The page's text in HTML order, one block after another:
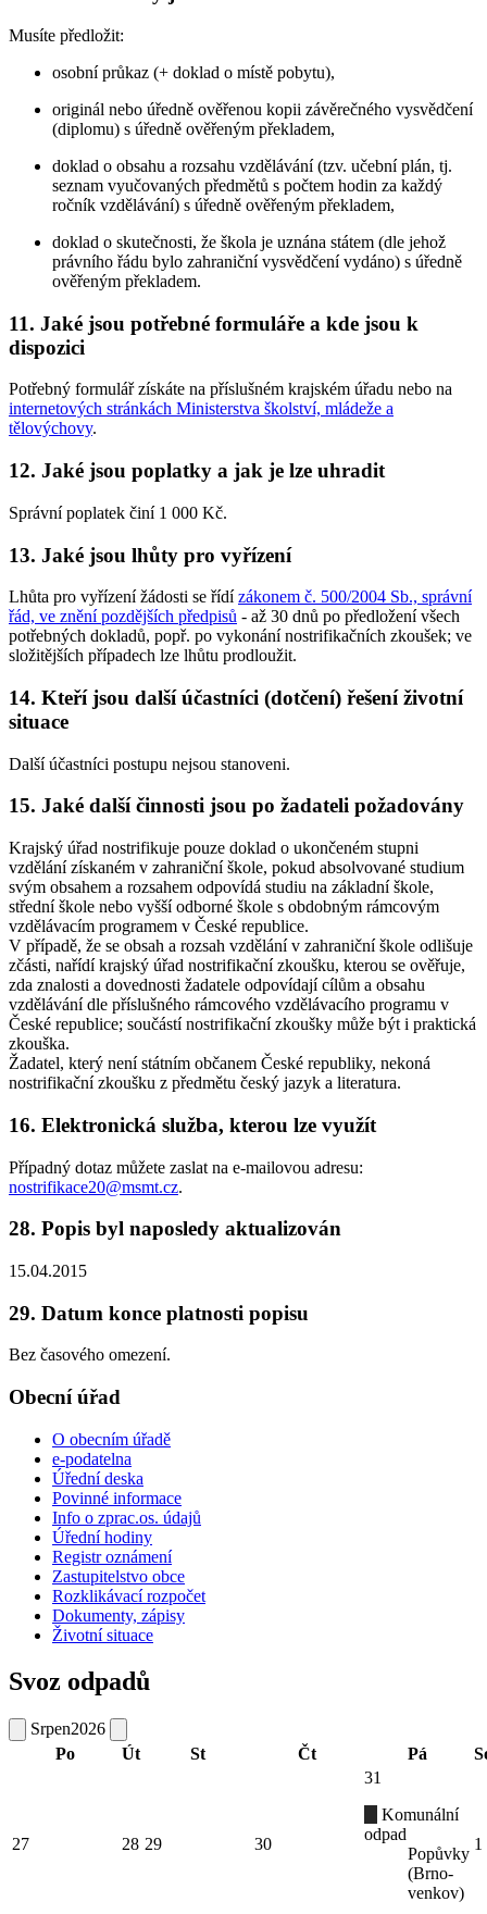
Musíte předložit:
osobní průkaz (+ doklad o místě pobytu),
originál nebo úředně ověřenou kopii závěrečného vysvědčení
(diplomu) s úředně ověřeným překladem,
doklad o obsahu a rozsahu vzdělávání (tzv. učební plán, tj.
seznam vyučovaných předmětů s počtem hodin za každý
ročník vzdělávání) s úředně ověřeným překladem,
doklad o skutečnosti, že škola je uznána státem (dle jehož
právního řádu bylo zahraniční vysvědčení vydáno) s úředně
ověřeným překladem.
11. Jaké jsou potřebné formuláře a kde jsou k
dispozici
Potřebný formulář získáte na příslušném krajském úřadu nebo na
internetových stránkách Ministerstva školství, mládeže a
tělovýchovy.
12. Jaké jsou poplatky a jak je lze uhradit
Správní poplatek činí 1 000 Kč.
13. Jaké jsou lhůty pro vyřízení
Lhůta pro vyřízení žádosti se řídízákonem č. 500/2004 Sb., správní
řád, ve znění pozdějších předpisů - až 30 dnů po předložení všech
potřebných dokladů, popř. po vykonání nostrifikačních zkoušek; ve
složitějších případech lze lhůtu prodloužit.
14. Kteří jsou další účastníci (dotčení) řešení životní
situace
Další účastníci postupu nejsou stanoveni.
15. Jaké další činnosti jsou po žadateli požadovány
Krajský úřad nostrifikuje pouze doklad o ukončeném stupni
vzdělání získaném v zahraniční škole, pokud absolvované studium
svým obsahem a rozsahem odpovídá studiu na základní škole,
střední škole nebo vyšší odborné škole s obdobným rámcovým
vzdělávacím programem v České republice.
V případě, že se obsah a rozsah vzdělání v zahraniční škole odlišuje
zčásti, nařídí krajský úřad nostrifikační zkoušku, kterou se ověřuje,
zda znalosti a dovednosti žadatele odpovídají cílům a obsahu
vzdělávání dle příslušného rámcového vzdělávacího programu v
České republice; součástí nostrifikační zkoušky může být i praktická
zkouška.
Žadatel, který není státním občanem České republiky, nekoná
nostrifikační zkoušku z předmětu český jazyk a literatura.
16. Elektronická služba, kterou lze využít
Případný dotaz můžete zaslat na e-mailovou adresu:
nostrifikace20@msmt.cz.
28. Popis byl naposledy aktualizován
15.04.2015
29. Datum konce platnosti popisu
Bez časového omezení.
Obecní úřad
O obecním úřadě
e-podatelna
Úřední deska
Povinné informace
Info o zprac.os. údajů
Úřední hodiny
Registr oznámení
Zastupitelstvo obce
Rozklikávací rozpočet
Dokumenty, zápisy
Životní situace
Svoz odpadů
Srpen2026
Po
Út St Čt Pá
27 28 29 30
31
Komunální
odpad
Popůvky
(Brno-
venkov)
1